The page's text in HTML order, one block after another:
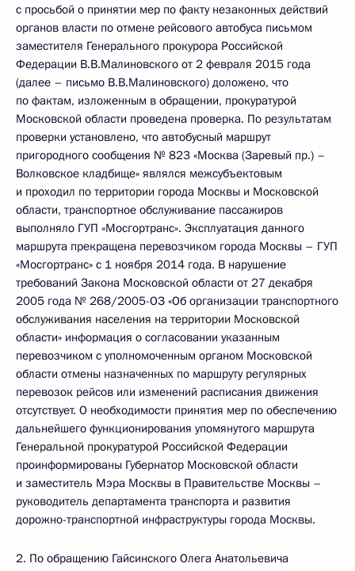
с просьбой о принятии мер по факту незаконных действий
органов власти по отмене рейсового автобуса письмом
заместителя Генерального прокурора Российской
Федерации В.В.Малиновского от 2 февраля 2015 года
(далее – письмо В.В.Малиновского) доложено, что
по фактам, изложенным в обращении, прокуратурой
Московской области проведена проверка. По результатам
проверки установлено, что автобусный маршрут
пригородного сообщения № 823 «Москва (Заревый пр.) –
Волковское кладбище» являлся межсубъектовым
и проходил по территории города Москвы и Московской
области, транспортное обслуживание пассажиров
выполняло ГУП «Мосгортранс». Эксплуатация данного
маршрута прекращена перевозчиком города Москвы – ГУП
«Мосгортранс» с 1 ноября 2014 года. В нарушение
требований Закона Московской области от 27 декабря
2005 года № 268/2005-ОЗ «Об организации транспортного
обслуживания населения на территории Московской
области» информация о согласовании указанным
перевозчиком с уполномоченным органом Московской
области отмены назначенных по маршруту регулярных
перевозок рейсов или изменений расписания движения
отсутствует. О необходимости принятия мер по обеспечению
дальнейшего функционирования упомянутого маршрута
Генеральной прокуратурой Российской Федерации
проинформированы Губернатор Московской области
и заместитель Мэра Москвы в Правительстве Москвы –
руководитель департамента транспорта и развития
дорожно-транспортной инфраструктуры города Москвы.
2. По обращению Гайсинского Олега Анатольевича